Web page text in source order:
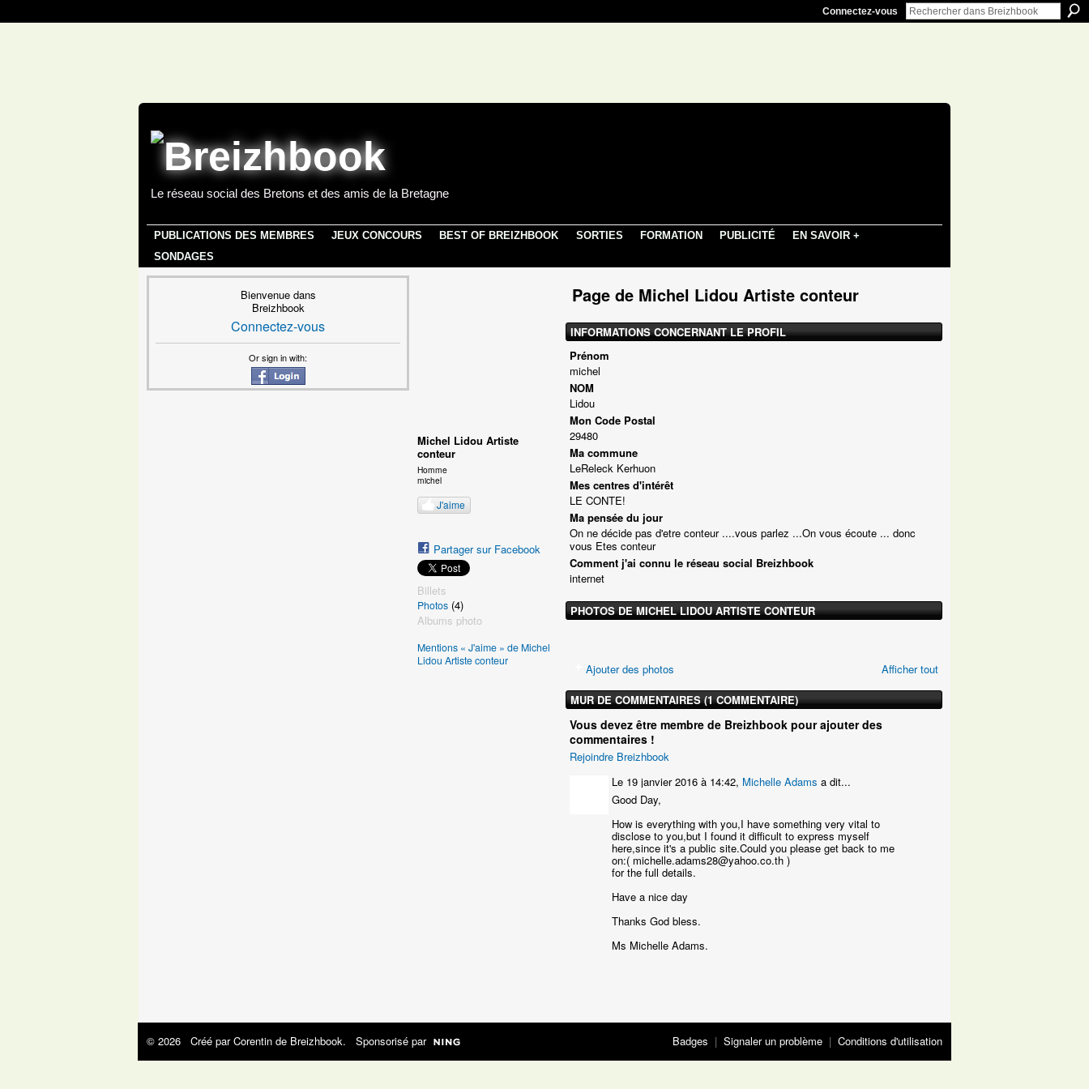
Connectez-vous
Le réseau social des Bretons et des amis de la Bretagne
PUBLICATIONS DES MEMBRES JEUX CONCOURS BEST OF BREIZHBOOK SORTIES FORMATION PUBLICITÉ
EN SAVOIR +
SONDAGES
Bienvenue dans
Breizhbook
Connectez-vous
Or sign in with:
Michel Lidou Artiste
conteur
Homme
michel
J'aime
Partager sur Facebook
Billets
Photos (4)
Albums photo
Mentions « J'aime » de Michel
Lidou Artiste conteur
Page de Michel Lidou Artiste conteur
INFORMATIONS CONCERNANT LE PROFIL
Prénom
michel
NOM
Lidou
Mon Code Postal
29480
Ma commune
LeReleck Kerhuon
Mes centres d'intérêt
LE CONTE!
Ma pensée du jour
On ne décide pas d'etre conteur ....vous parlez ...On vous écoute ... donc
vous Etes conteur
Comment j'ai connu le réseau social Breizhbook
internet
PHOTOS DE MICHEL LIDOU ARTISTE CONTEUR
Ajouter des photos
Afficher tout
MUR DE COMMENTAIRES (1 COMMENTAIRE)
Vous devez être membre de Breizhbook pour ajouter des
commentaires !
Rejoindre Breizhbook
Le 19 janvier 2016 à 14:42, Michelle Adams a dit...
Good Day,
How is everything with you,I have something very vital to
disclose to you,but I found it difficult to express myself
here,since it's a public site.Could you please get back to me
on:( michelle.adams28@yahoo.co.th )
for the full details.
Have a nice day
Thanks God bless.
Ms Michelle Adams.
© 2026 Créé parCorentin de Breizhbook. Sponsorisé par Badges | Signaler un problème | Conditions d'utilisation